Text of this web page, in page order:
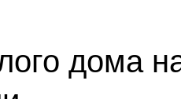
дома